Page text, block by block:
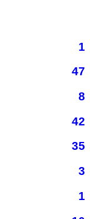
1
47
8
42
35
3
1